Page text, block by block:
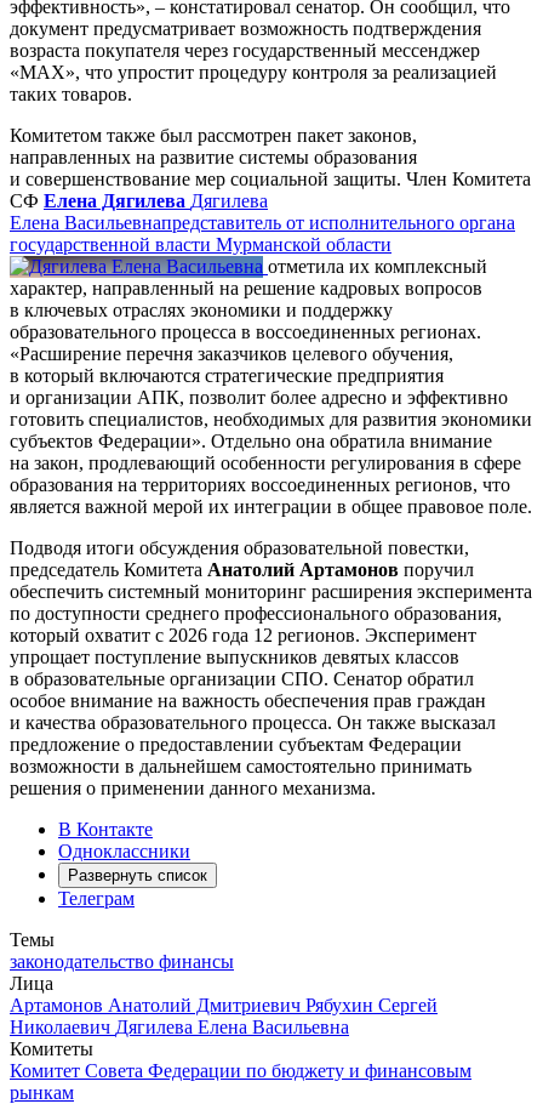
эффективность», – констатировал сенатор. Он сообщил, что
документ предусматривает возможность подтверждения
возраста покупателя через государственный мессенджер
«МАХ», что упростит процедуру контроля за реализацией
таких товаров.
Комитетом также был рассмотрен пакет законов,
направленных на развитие системы образования
и совершенствование мер социальной защиты. Член Комитета
СФ Елена Дягилева Дягилева
Елена Васильевнапредставитель от исполнительного органа
государственной власти Мурманской области
отметила их комплексный
характер, направленный на решение кадровых вопросов
в ключевых отраслях экономики и поддержку
образовательного процесса в воссоединенных регионах.
«Расширение перечня заказчиков целевого обучения,
в который включаются стратегические предприятия
и организации АПК, позволит более адресно и эффективно
готовить специалистов, необходимых для развития экономики
субъектов Федерации». Отдельно она обратила внимание
на закон, продлевающий особенности регулирования в сфере
образования на территориях воссоединенных регионов, что
является важной мерой их интеграции в общее правовое поле.
Подводя итоги обсуждения образовательной повестки,
председатель Комитета Анатолий Артамонов поручил
обеспечить системный мониторинг расширения эксперимента
по доступности среднего профессионального образования,
который охватит с 2026 года 12 регионов. Эксперимент
упрощает поступление выпускников девятых классов
в образовательные организации СПО. Сенатор обратил
особое внимание на важность обеспечения прав граждан
и качества образовательного процесса. Он также высказал
предложение о предоставлении субъектам Федерации
возможности в дальнейшем самостоятельно принимать
решения о применении данного механизма.
В Контакте
Одноклассники
Развернуть список
Телеграм
Темы
законодательство финансы
Лица
Артамонов Анатолий Дмитриевич Рябухин Сергей
Николаевич Дягилева Елена Васильевна
Комитеты
Комитет Совета Федерации по бюджету и финансовым
рынкам